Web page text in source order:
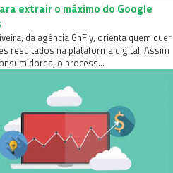
extrair o máximo do Google
da agência GhFly, orienta quem quer
resultados na plataforma digital. Assim
o process...